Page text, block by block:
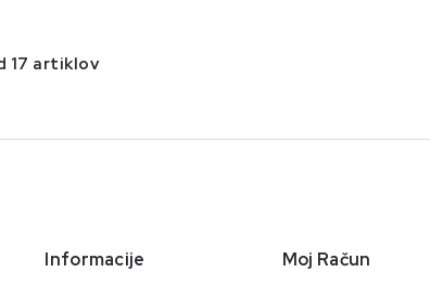
17 artiklov
Informacije Moj Račun